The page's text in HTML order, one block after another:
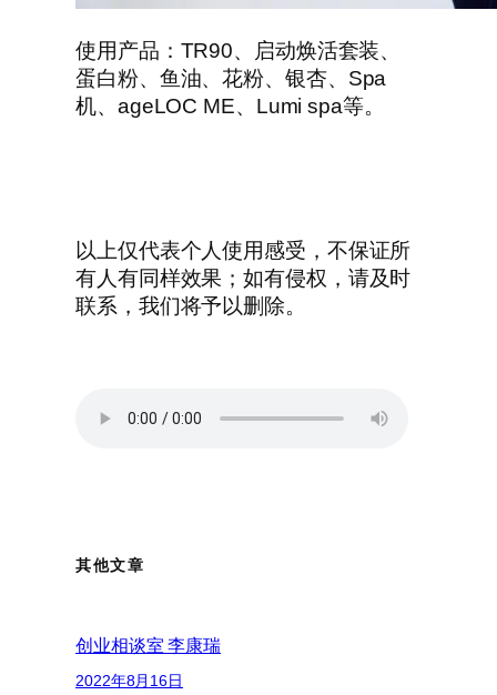
使用产品：TR90、启动焕活套装、
蛋白粉、鱼油、花粉、银杏、Spa
机、ageLOC ME、Lumi spa等。
以上仅代表个人使用感受，不保证所
有人有同样效果；如有侵权，请及时
联系，我们将予以删除。
其他文章
创业相谈室 李康瑞
2022年8月16日